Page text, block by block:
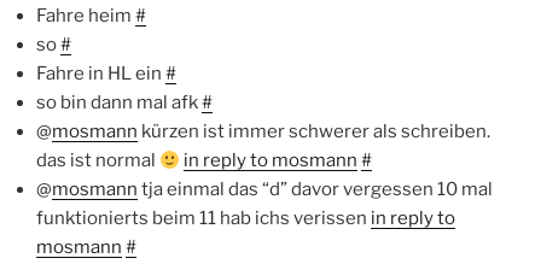
Fahre heim #
so#
Fahre in HL ein #
so bin dann mal afk#
@mosmann kürzen ist immer schwerer als schreiben.
das ist normal
in reply to mosmann #
@mosmann tja einmal das “d” davor vergessen 10 mal
funktionierts beim 11 hab ichs verissen in reply to
mosmann #